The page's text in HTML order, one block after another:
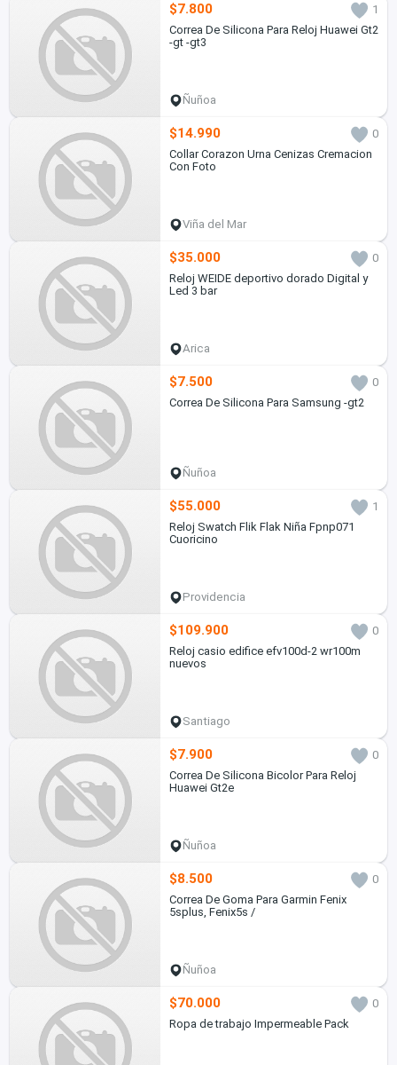
$7.800
1
Correa De Silicona Para Reloj Huawei Gt2
-gt -gt3
Ñuñoa
$14.990
0
Collar Corazon Urna Cenizas Cremacion
Con Foto
Viña del Mar
$35.000
0
Reloj WEIDE deportivo dorado Digital y
Led 3 bar
Arica
$7.500
0
Correa De Silicona Para Samsung -gt2
Ñuñoa
$55.000
1
Reloj Swatch Flik Flak Niña Fpnp071
Cuoricino
Providencia
$109.900
0
Reloj casio edifice efv100d-2 wr100m
nuevos
Santiago
$7.900
0
Correa De Silicona Bicolor Para Reloj
Huawei Gt2e
Ñuñoa
$8.500
0
Correa De Goma Para Garmin Fenix
5splus, Fenix5s /
Ñuñoa
$70.000
0
Ropa de trabajo Impermeable Pack